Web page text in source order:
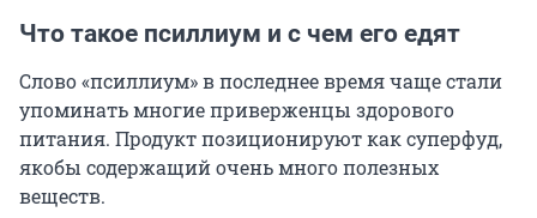
Что такое псиллиум и с чем его едят
Слово «псиллиум» в последнее время чаще стали
упоминать многие приверженцы здорового
питания. Продукт позиционируют как суперфуд,
якобы содержащий очень много полезных
веществ.